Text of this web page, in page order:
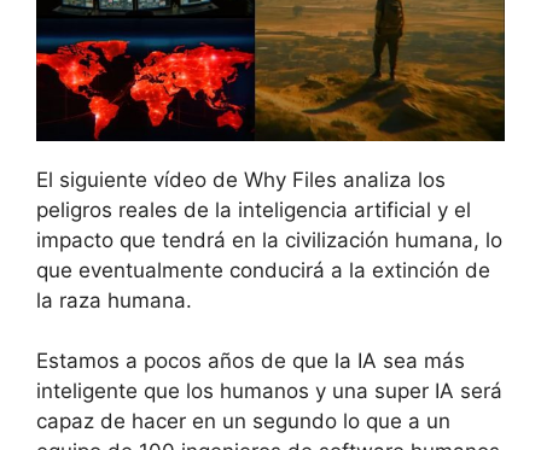
El siguiente vídeo de Why Files analiza los
peligros reales de la inteligencia artificial y el
impacto que tendrá en la civilización humana, lo
que eventualmente conducirá a la extinción de
la raza humana.
Estamos a pocos años de que la IA sea más
inteligente que los humanos y una super IA será
capaz de hacer en un segundo lo que a un